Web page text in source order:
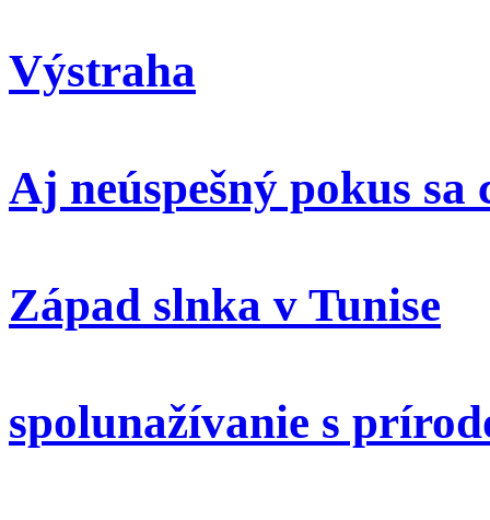
Výstraha
Aj neúspešný pokus sa
Západ slnka v Tunise
spolunažívanie s